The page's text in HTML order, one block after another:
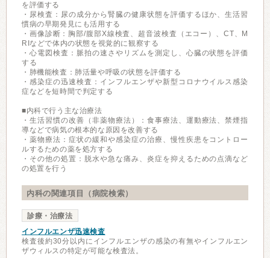
を評価する
・尿検査：尿の成分から腎臓の健康状態を評価するほか、生活習
慣病の早期発見にも活用する
・画像診断：胸部/腹部X線検査、超音波検査（エコー）、CT、M
RIなどで体内の状態を視覚的に観察する
・心電図検査：脈拍の速さやリズムを測定し、心臓の状態を評価
する
・肺機能検査：肺活量や呼吸の状態を評価する
・感染症の迅速検査：インフルエンザや新型コロナウイルス感染
症などを短時間で判定する
■内科で行う主な治療法
・生活習慣の改善（非薬物療法）：食事療法、運動療法、禁煙指
導などで病気の根本的な原因を改善する
・薬物療法：症状の緩和や感染症の治療、慢性疾患をコントロー
ルするための薬を処方する
・その他の処置：脱水や急な痛み、炎症を抑えるための点滴など
の処置を行う
内科の関連項目（病院検索）
診療・治療法
インフルエンザ迅速検査
検査後約30分以内にインフルエンザの感染の有無やインフルエン
ザウィルスの特定が可能な検査法。